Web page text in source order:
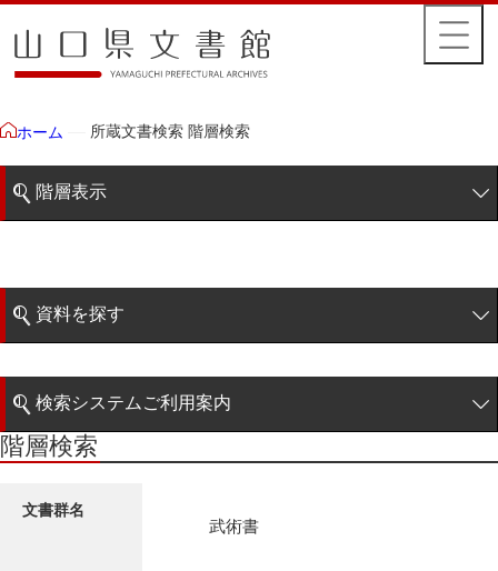
ホーム 所蔵文書検索 階層検索
階層表示
藩政文書
特定歴史公文書
諸家文書
資料を探す
階層検索
検索システムご利用案内
検索システムの利用について
更新履歴
階層検索
文書群名
武術書